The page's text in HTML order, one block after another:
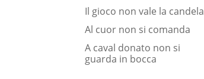
Il gioco non vale la candela
Al cuor non si comanda
A caval donato non si
guarda in bocca